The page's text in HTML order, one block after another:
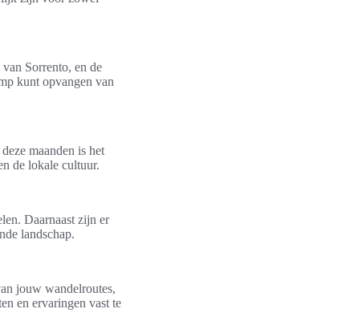
Sorrento, en de
kunt opvangen van
maanden is het
de lokale cultuur.
Daarnaast zijn er
landschap.
jouw wandelroutes,
en ervaringen vast te